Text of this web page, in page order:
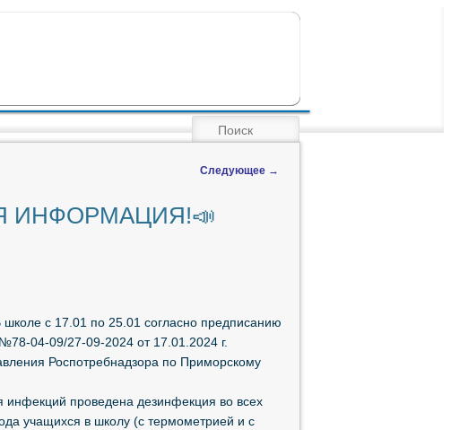
ПОИСК
Следующее →
ИНФОРМАЦИЯ!📣
школе с 17.01 по 25.01 согласно предписанию
04-09/27-09-2024 от 17.01.2024 г.
Роспотребнадзора по Приморскому
инфекций проведена дезинфекция во всех
учащихся в школу (с термометрией и с